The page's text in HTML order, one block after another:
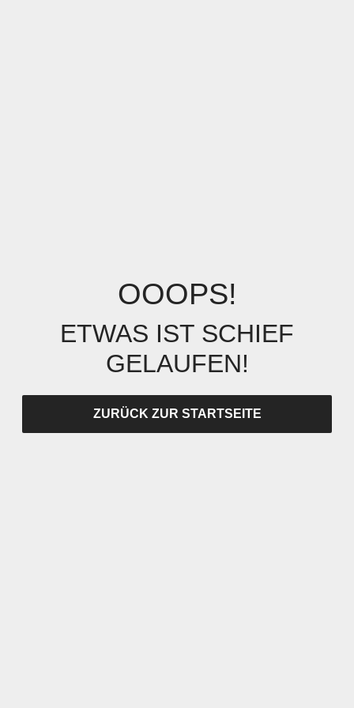
OOOPS!
ETWAS IST SCHIEF
GELAUFEN!
ZURÜCK ZUR STARTSEITE